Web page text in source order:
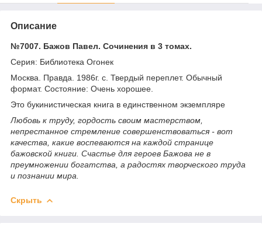
Описание
№7007. Бажов Павел. Сочинения в 3 томах.
Серия: Библиотека Огонек
Москва. Правда. 1986г. с. Твердый переплет. Обычный
формат. Состояние: Очень хорошее.
Это букинистическая книга в единственном экземпляре
Любовь к труду, гордость своим мастерством,
непрестанное стремление совершенствоваться - вот
качества, какие воспеваются на каждой странице
бажовской книги. Счастье для героев Бажова не в
преумножении богатства, а радостях творческого труда
и познании мира.
Скрыть